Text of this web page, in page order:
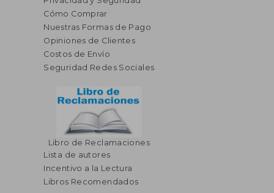
40% $ 47.26
Cómo Comprar
Nuestras Formas de Pago
Opiniones de Clientes
Costos de Envío
Seguridad Redes Sociales
Libro de Reclamaciones
Lista de autores
Incentivo a la Lectura
Libros Recomendados